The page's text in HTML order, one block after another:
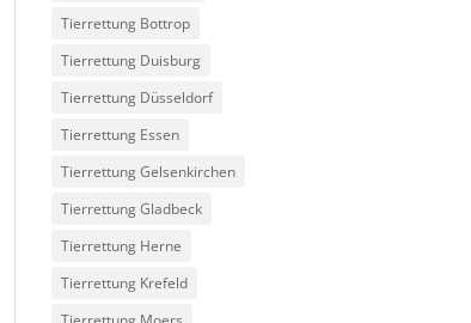
Tierrettung Bottrop
Tierrettung Duisburg
Tierrettung Düsseldorf
Tierrettung Essen
Tierrettung Gelsenkirchen
Tierrettung Gladbeck
Tierrettung Herne
Tierrettung Krefeld